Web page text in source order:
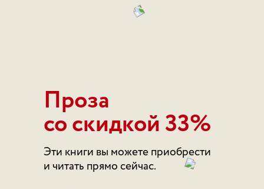
Эти книги вы можете приобрести
и читать прямо сейчас.
Проза
со скидкой 33%